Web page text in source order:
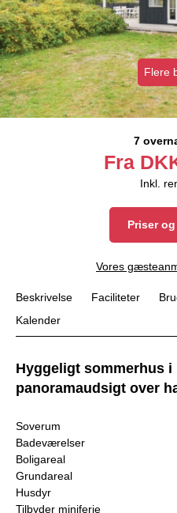
Flere
7
Fra
Inkl.
Priser
Vores
Beskrivelse Faciliteter
Kalender
Hyggeligt sommerhus i
panoramaudsigt over
Soverum
Badeværelser
Boligareal
Grundareal
Husdyr
Tilbyder miniferie